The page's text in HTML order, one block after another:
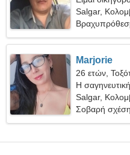
γυναίκα
Salgar,
Marjorie
26 ετών,
Η
Salgar,
Σοβαρή σχέση